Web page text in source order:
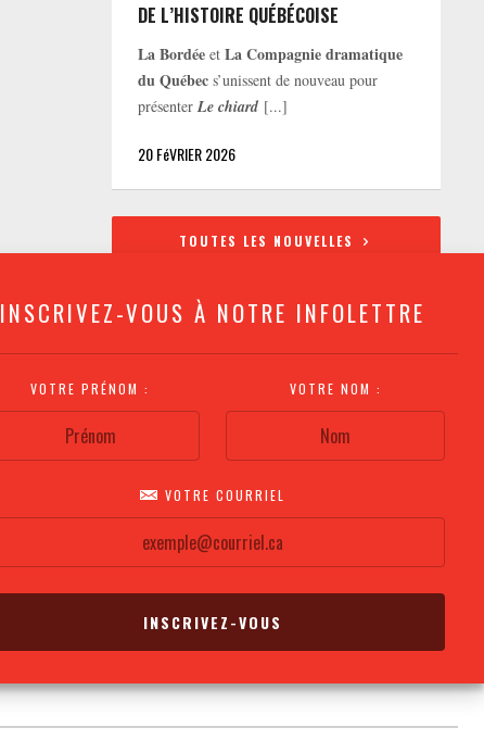
INSCRIVEZ-VOUS À NOTRE INFOLETTRE
VOTRE PRÉNOM : VOTRE NOM :
VOTRE COURRIEL
DE L’HISTOIRE QUÉBÉCOISE
La Bordée etLa Compagnie dramatique
du Québec s’unissent de nouveau pour
présenterLe chiard [...]
20 FéVRIER 2026
TOUTES LES NOUVELLES